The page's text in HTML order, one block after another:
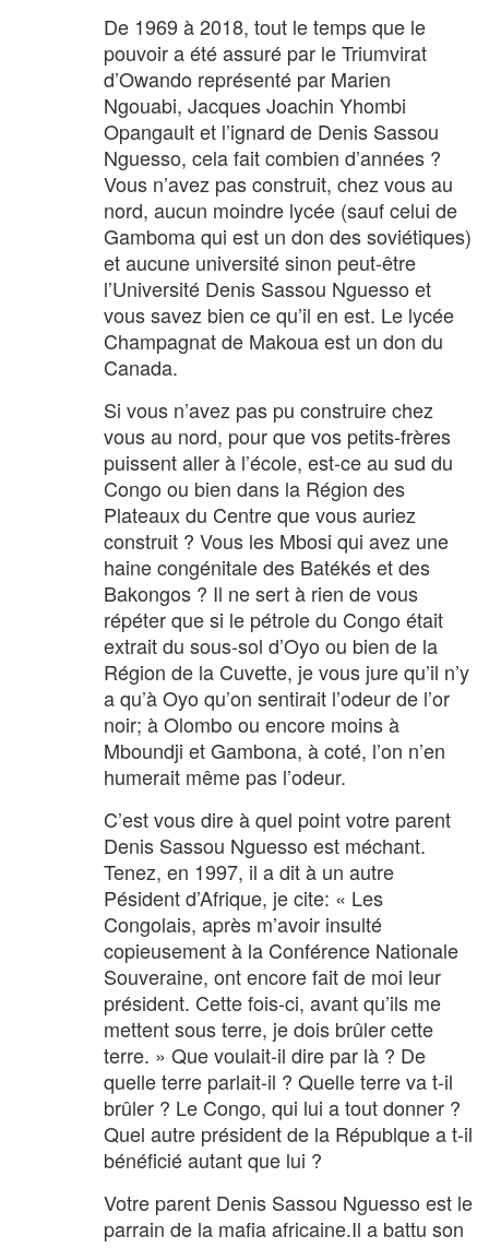
De 1969 à 2018, tout le temps que le
pouvoir a été assuré par le Triumvirat
d’Owando représenté par Marien
Ngouabi, Jacques Joachin Yhombi
Opangault et l’ignard de Denis Sassou
Nguesso, cela fait combien d’années ?
Vous n’avez pas construit, chez vous au
nord, aucun moindre lycée (sauf celui de
Gamboma qui est un don des soviétiques)
et aucune université sinon peut-être
l’Université Denis Sassou Nguesso et
vous savez bien ce qu’il en est. Le lycée
Champagnat de Makoua est un don du
Canada.
Si vous n’avez pas pu construire chez
vous au nord, pour que vos petits-frères
puissent aller à l’école, est-ce au sud du
Congo ou bien dans la Région des
Plateaux du Centre que vous auriez
construit ? Vous les Mbosi qui avez une
haine congénitale des Batékés et des
Bakongos ? Il ne sert à rien de vous
répéter que si le pétrole du Congo était
extrait du sous-sol d’Oyo ou bien de la
Région de la Cuvette, je vous jure qu’il n’y
a qu’à Oyo qu’on sentirait l’odeur de l’or
noir; à Olombo ou encore moins à
Mboundji et Gambona, à coté, l’on n’en
humerait même pas l’odeur.
C’est vous dire à quel point votre parent
Denis Sassou Nguesso est méchant.
Tenez, en 1997, il a dit à un autre
Pésident d’Afrique, je cite: « Les
Congolais, après m’avoir insulté
copieusement à la Conférence Nationale
Souveraine, ont encore fait de moi leur
président. Cette fois-ci, avant qu’ils me
mettent sous terre, je dois brûler cette
terre. » Que voulait-il dire par là ? De
quelle terre parlait-il ? Quelle terre va t-il
brûler ? Le Congo, qui lui a tout donner ?
Quel autre président de la Républque a t-il
bénéficié autant que lui ?
Votre parent Denis Sassou Nguesso est le
parrain de la mafia africaine.Il a battu son